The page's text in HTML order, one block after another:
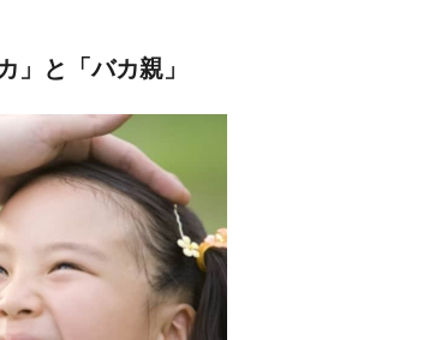
」と「バカ親」